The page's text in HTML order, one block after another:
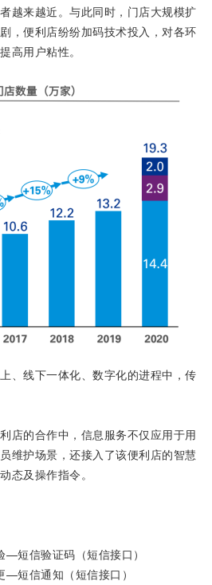
越来越近。与此同时，门店大规模扩
，便利店纷纷加码技术投入，对各环
高用户粘性。
、线下一体化、数字化的进程中，传
店的合作中，信息服务不仅应用于用
维护场景，还接入了该便利店的智慧
态及操作指令。
短信验证码（短信接口）
短信通知（短信接口）